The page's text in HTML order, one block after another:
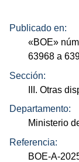
Publicado en:
«BOE»
63968 a
Sección:
III. Otras
Departamento:
Ministerio
Referencia:
BOE-A-